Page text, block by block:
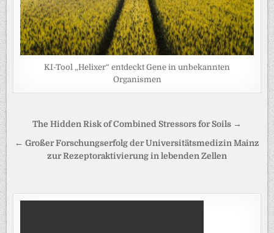
KI-Tool „Helixer“ entdeckt Gene in unbekannten
Organismen
Beitragsnavigation
The Hidden Risk of Combined Stressors for Soils →
← Großer Forschungserfolg der Universitätsmedizin Mainz
zur Rezeptoraktivierung in lebenden Zellen